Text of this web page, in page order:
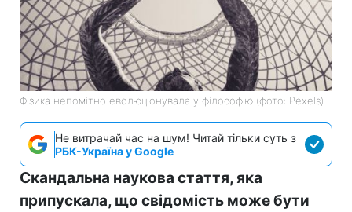
Фізика непомітно еволюціонувала у філософію (фото: Pexels)
Не витрачай час на шум! Читай тільки суть з
РБК-Україна у Google
Скандальна наукова стаття, яка
припускала, що свідомість може бути